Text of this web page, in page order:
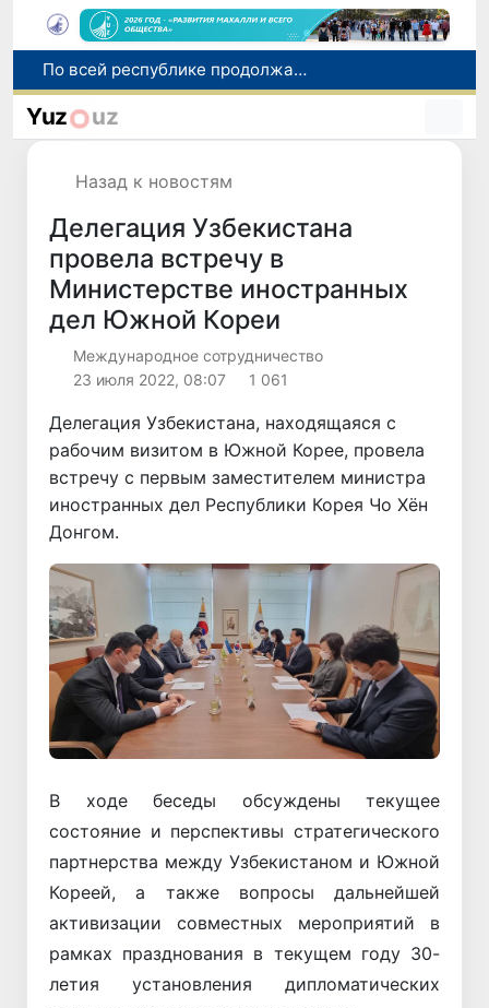
Оказавшийся в сложной ситуации в Германии соотечественник возвращен в Узбекистан
В Узбекистане определили порядок создания и эксплуатации платных автодорог
Yuz uz
Назад к новостям
Делегация Узбекистана
провела встречу в
Министерстве иностранных
дел Южной Кореи
Международное сотрудничество
23 июля 2022, 08:07
1 061
Делегация Узбекистана, находящаяся с
рабочим визитом в Южной Корее, провела
встречу с первым заместителем министра
иностранных дел Республики Корея Чо Хён
Донгом.
В ходе беседы обсуждены текущее
состояние и перспективы стратегического
партнерства между Узбекистаном и Южной
Кореей, а также вопросы дальнейшей
активизации совместных мероприятий в
рамках празднования в текущем году 30-
летия установления дипломатических